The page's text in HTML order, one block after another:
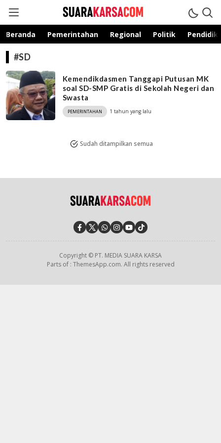
suarakarsa.com
Informasi terpercaya
Beranda Pemerintahan Regional Politik
#SD
Kemendikdasmen Tanggapi Putusan MK
soal SD-SMP Gratis di Sekolah Negeri dan
Swasta
PEMERINTAHAN 1 tahun yang lalu
Sudah ditampilkan semua
Copyright © PT. MEDIA SUARA KARSA
Parts of : ThemesApp.com. All rights reserved